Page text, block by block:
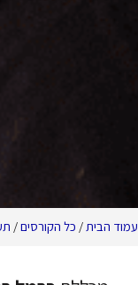
/תעשיה/ עבודה